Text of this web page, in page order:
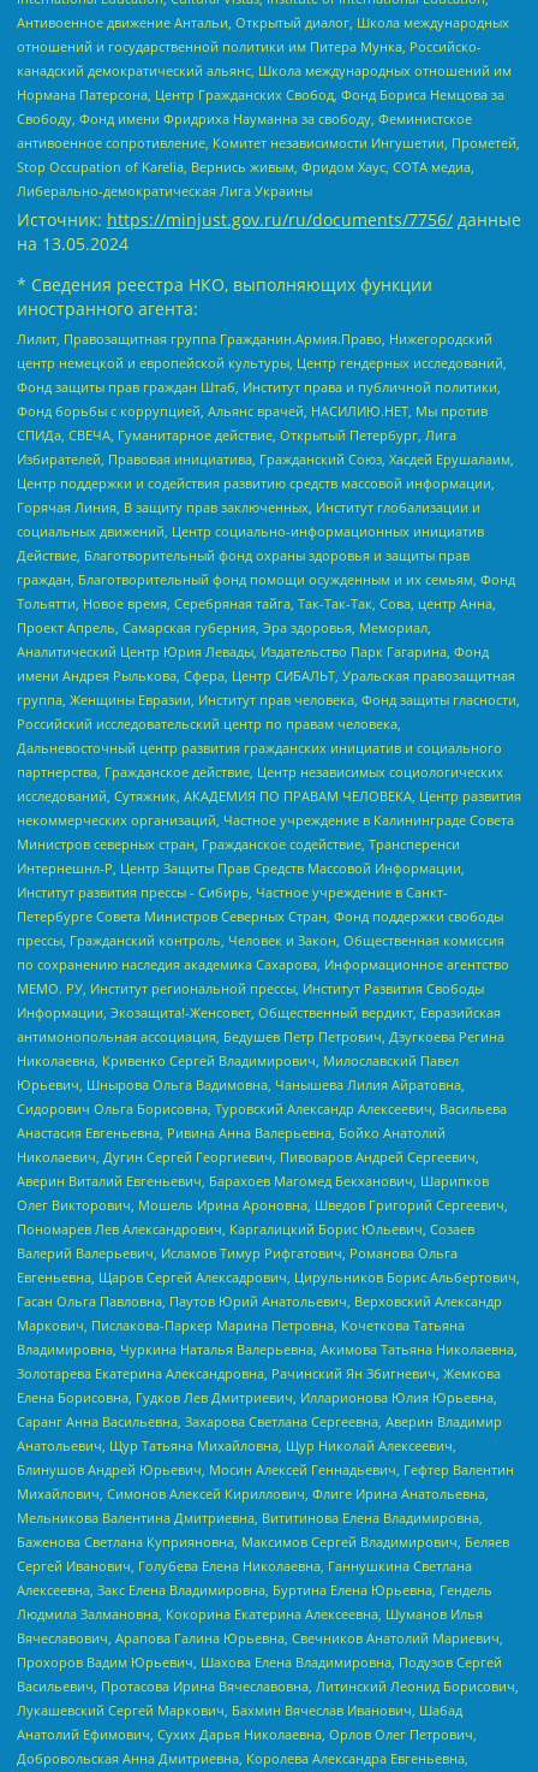
Антивоенное движение Антальи, Открытый диалог, Школа международных
отношений и государственной политики им Питера Мунка, Российско-
канадский демократический альянс, Школа международных отношений им
Нормана Патерсона, Центр Гражданских Свобод, Фонд Бориса Немцова за
Свободу, Фонд имени Фридриха Науманна за свободу, Феминистское
антивоенное сопротивление, Комитет независимости Ингушетии, Прометей,
Stop Occupation of Karelia, Вернись живым, Фридом Хаус, СОТА медиа,
Либерально-демократическая Лига Украины
Источник: https://minjust.gov.ru/ru/documents/7756/ данные
на 13.05.2024
* Сведения реестра НКО, выполняющих функции
иностранного агента:
Лилит, Правозащитная группа Гражданин.Армия.Право, Нижегородский
центр немецкой и европейской культуры, Центр гендерных исследований,
Фонд защиты прав граждан Штаб, Институт права и публичной политики,
Фонд борьбы с коррупцией, Альянс врачей, НАСИЛИЮ.НЕТ, Мы против
СПИДа, СВЕЧА, Гуманитарное действие, Открытый Петербург, Лига
Избирателей, Правовая инициатива, Гражданский Союз, Хасдей Ерушалаим,
Центр поддержки и содействия развитию средств массовой информации,
Горячая Линия, В защиту прав заключенных, Институт глобализации и
социальных движений, Центр социально-информационных инициатив
Действие, Благотворительный фонд охраны здоровья и защиты прав
граждан, Благотворительный фонд помощи осужденным и их семьям, Фонд
Тольятти, Новое время, Серебряная тайга, Так-Так-Так, Сова, центр Анна,
Проект Апрель, Самарская губерния, Эра здоровья, Мемориал,
Аналитический Центр Юрия Левады, Издательство Парк Гагарина, Фонд
имени Андрея Рылькова, Сфера, Центр СИБАЛЬТ, Уральская правозащитная
группа, Женщины Евразии, Институт прав человека, Фонд защиты гласности,
Российский исследовательский центр по правам человека,
Дальневосточный центр развития гражданских инициатив и социального
партнерства, Гражданское действие, Центр независимых социологических
исследований, Сутяжник, АКАДЕМИЯ ПО ПРАВАМ ЧЕЛОВЕКА, Центр развития
некоммерческих организаций, Частное учреждение в Калининграде Совета
Министров северных стран, Гражданское содействие, Трансперенси
Интернешнл-Р, Центр Защиты Прав Средств Массовой Информации,
Институт развития прессы - Сибирь, Частное учреждение в Санкт-
Петербурге Совета Министров Северных Стран, Фонд поддержки свободы
прессы, Гражданский контроль, Человек и Закон, Общественная комиссия
по сохранению наследия академика Сахарова, Информационное агентство
МЕМО. РУ, Институт региональной прессы, Институт Развития Свободы
Информации, Экозащита!-Женсовет, Общественный вердикт, Евразийская
антимонопольная ассоциация, Бедушев Петр Петрович, Дзугкоева Регина
Николаевна, Кривенко Сергей Владимирович, Милославский Павел
Юрьевич, Шнырова Ольга Вадимовна, Чанышева Лилия Айратовна,
Сидорович Ольга Борисовна, Туровский Александр Алексеевич, Васильева
Анастасия Евгеньевна, Ривина Анна Валерьевна, Бойко Анатолий
Николаевич, Дугин Сергей Георгиевич, Пивоваров Андрей Сергеевич,
Аверин Виталий Евгеньевич, Барахоев Магомед Бекханович, Шарипков
Олег Викторович, Мошель Ирина Ароновна, Шведов Григорий Сергеевич,
Пономарев Лев Александрович, Каргалицкий Борис Юльевич, Созаев
Валерий Валерьевич, Исламов Тимур Рифгатович, Романова Ольга
Евгеньевна, Щаров Сергей Алексадрович, Цирульников Борис Альбертович,
Гасан Ольга Павловна, Паутов Юрий Анатольевич, Верховский Александр
Маркович, Пислакова-Паркер Марина Петровна, Кочеткова Татьяна
Владимировна, Чуркина Наталья Валерьевна, Акимова Татьяна Николаевна,
Золотарева Екатерина Александровна, Рачинский Ян Збигневич, Жемкова
Елена Борисовна, Гудков Лев Дмитриевич, Илларионова Юлия Юрьевна,
Саранг Анна Васильевна, Захарова Светлана Сергеевна, Аверин Владимир
Анатольевич, Щур Татьяна Михайловна, Щур Николай Алексеевич,
Блинушов Андрей Юрьевич, Мосин Алексей Геннадьевич, Гефтер Валентин
Михайлович, Симонов Алексей Кириллович, Флиге Ирина Анатольевна,
Мельникова Валентина Дмитриевна, Вититинова Елена Владимировна,
Баженова Светлана Куприяновна, Максимов Сергей Владимирович, Беляев
Сергей Иванович, Голубева Елена Николаевна, Ганнушкина Светлана
Алексеевна, Закс Елена Владимировна, Буртина Елена Юрьевна, Гендель
Людмила Залмановна, Кокорина Екатерина Алексеевна, Шуманов Илья
Вячеславович, Арапова Галина Юрьевна, Свечников Анатолий Мариевич,
Прохоров Вадим Юрьевич, Шахова Елена Владимировна, Подузов Сергей
Васильевич, Протасова Ирина Вячеславовна, Литинский Леонид Борисович,
Лукашевский Сергей Маркович, Бахмин Вячеслав Иванович, Шабад
Анатолий Ефимович, Сухих Дарья Николаевна, Орлов Олег Петрович,
Добровольская Анна Дмитриевна, Королева Александра Евгеньевна,